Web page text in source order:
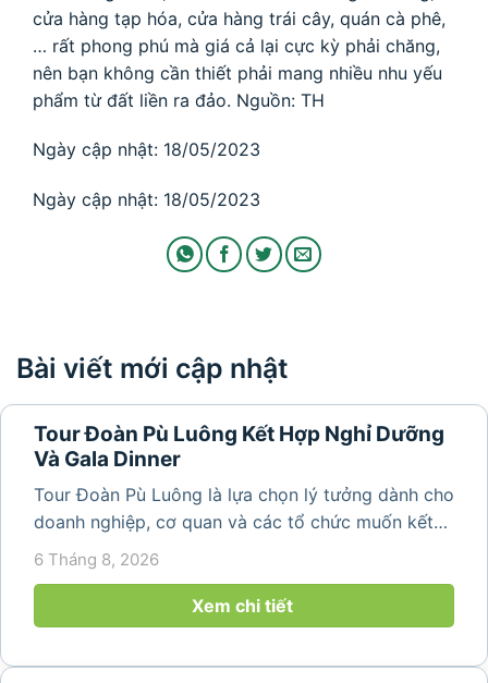
cửa hàng tạp hóa, cửa hàng trái cây, quán cà phê,
… rất phong phú mà giá cả lại cực kỳ phải chăng,
nên bạn không cần thiết phải mang nhiều nhu yếu
phẩm từ đất liền ra đảo. Nguồn: TH
Ngày cập nhật: 18/05/2023
Ngày cập nhật: 18/05/2023
Bài viết mới cập nhật
Tour Đoàn Pù Luông Kết Hợp Nghỉ Dưỡng
Và Gala Dinner
Tour Đoàn Pù Luông là lựa chọn lý tưởng dành cho
doanh nghiệp, cơ quan và các tổ chức muốn kết
hợp nghỉ dưỡng, tham quan và tổ chức các hoạt
nguyên sơ, không khí...
6 Tháng 8, 2026
Xem chi tiết